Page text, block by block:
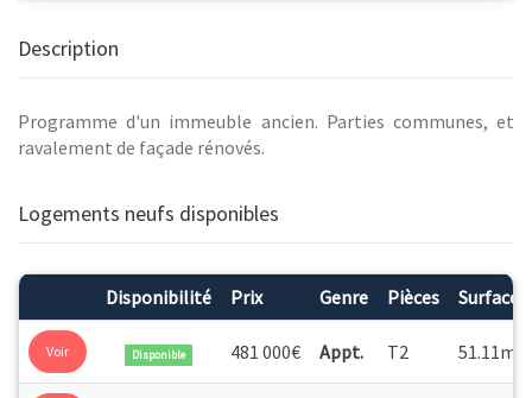
Description
Programme d'un immeuble ancien. Parties communes, et
ravalement de façade rénovés.
Logements neufs disponibles
Disponibilité Prix Genre Pièces Surface
Voir Disponible 481 000€ Appt. T2 51.11m